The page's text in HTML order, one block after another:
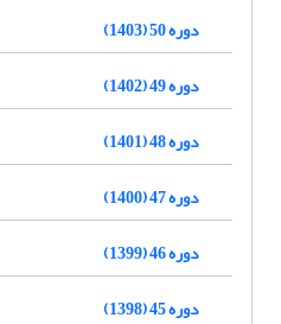
دوره 50 (1403)
دوره 49 (1402)
دوره 48 (1401)
دوره 47 (1400)
دوره 46 (1399)
دوره 45 (1398)